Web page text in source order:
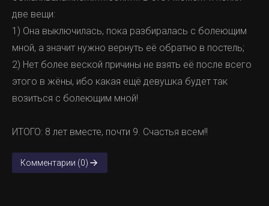
две вещи:
1) Она выключилась, пока разбиралась с болеющим
мной, а значит нужно вернуть её обратно в постель;
2) Нет более веской причины не взять её после всего
этого в жёны, ибо какая ещё девушка будет так
возиться с болеющим мной!
ИТОГО: 8 лет вместе, почти 9. Счастья всем!!
Комментарии (0)